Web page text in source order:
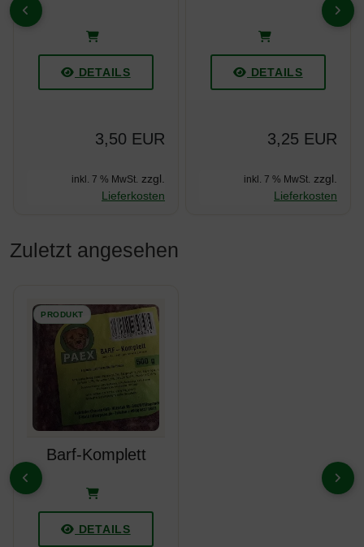
ZURÜCK
DETAILS
3,50 EUR
inkl. 7 % MwSt. zzgl.
Lieferkosten
DETAILS
3,25 EUR
inkl. 7 % MwSt. zzgl.
Lieferkosten
VOR
Zuletzt angesehen
ZURÜCK
Barf-Komplett
DETAILS
VOR